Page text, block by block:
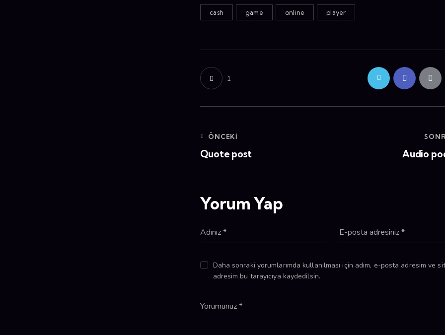
cash game online player
1
ÖNCEKI
Quote post Audio
Yorum Yap
Daha sonraki yorumlarımda kullanılması için adım, e-posta adresim ve
adresim bu tarayıcıya kaydedilsin.